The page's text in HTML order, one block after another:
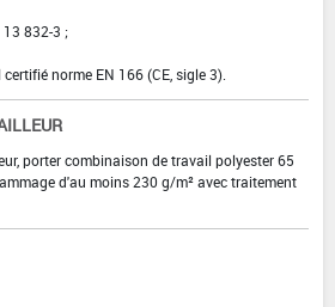
832-3 ;
norme EN 166 (CE, sigle 3).
porter combinaison de travail polyester 65
d'au moins 230 g/m² avec traitement